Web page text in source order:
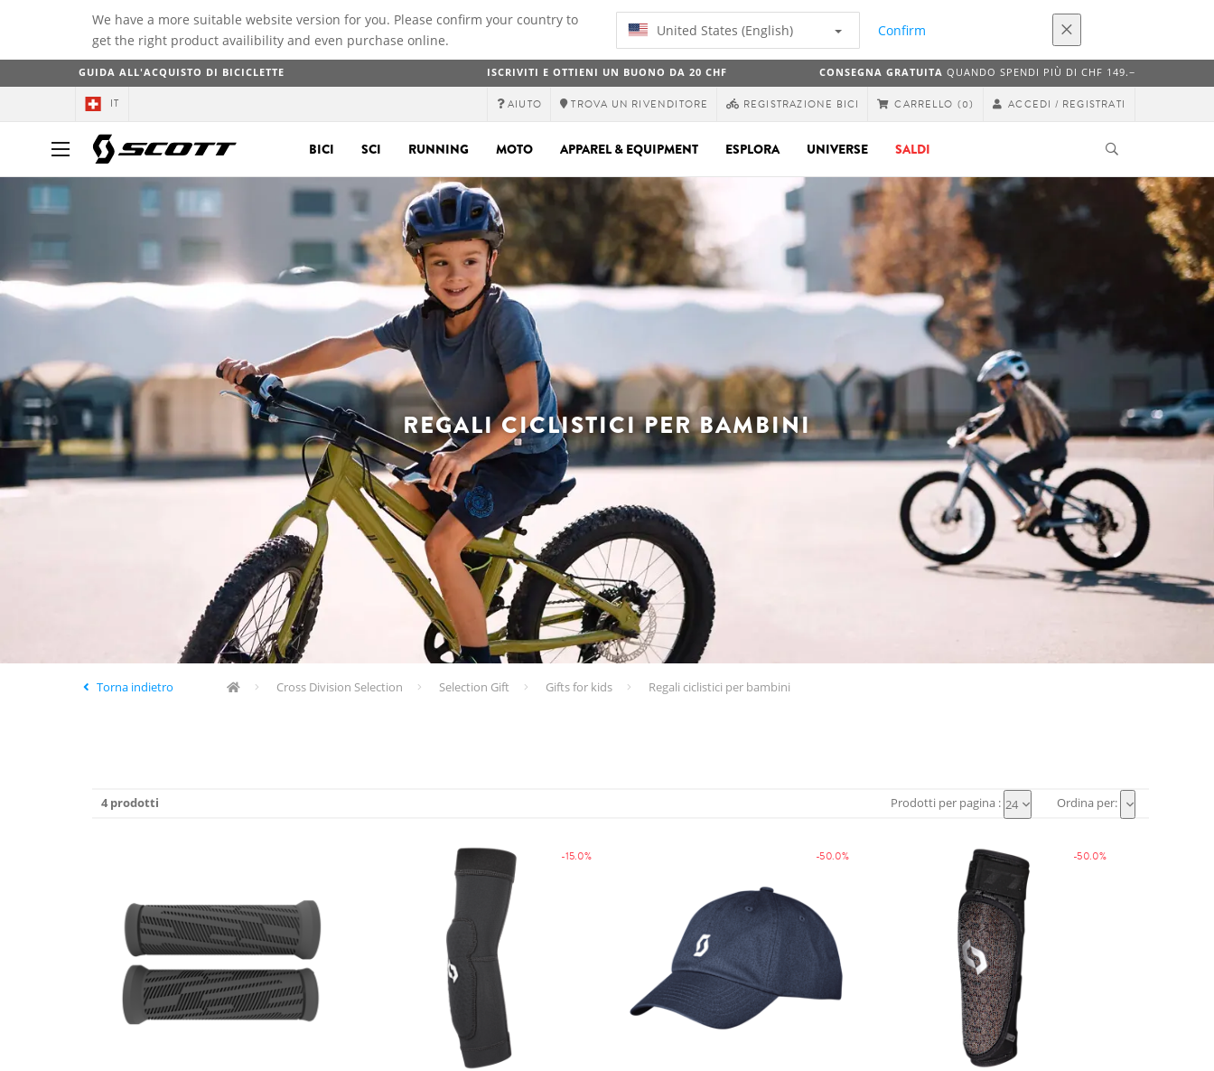
We have a more suitable website version for you. Please confirm your country to
get the right product availibility and even purchase online.
United States (English) Confirm
GUIDA ALL'ACQUISTO DI BICICLETTE ISCRIVITI E OTTIENI UN BUONO DA 20 CHF CONSEGNA GRATUITA QUANDO SPENDI PIÙ DI CHF 149.−
IT AIUTO TROVA UN RIVENDITORE REGISTRAZIONE BICI CARRELLO (0) ACCEDI / REGISTRATI
BICI SCI RUNNING MOTO APPAREL & EQUIPMENT ESPLORA UNIVERSE SALDI
REGALI CICLISTICI PER BAMBINI
Torna indietro Cross Division Selection Selection Gift Gifts for kids Regali ciclistici per bambini
4 prodotti Prodotti per pagina : 24 Ordina per:
-15.0% -50.0% -50.0%